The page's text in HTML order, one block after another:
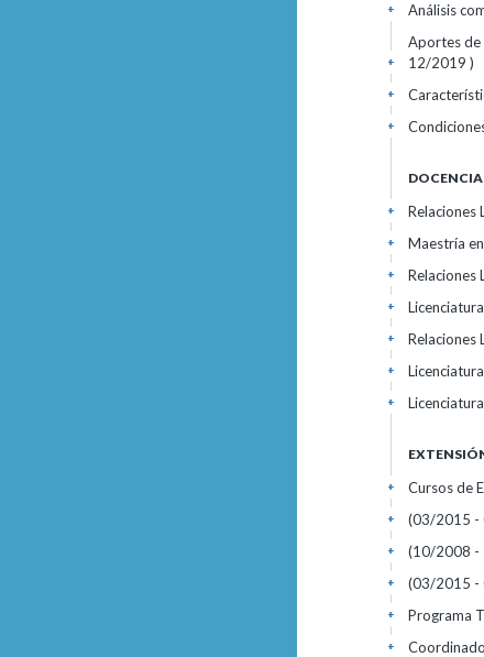
Análisis
+
Aportes de
12/2019 )
+
+
+
DOCENCIA
Relaciones
+
Maestría
+
Relaciones
+
+
+
+
+
Cursos de
+
(03/2015 -
+
(10/2008 -
+
(03/2015 -
+
Programa
+
+